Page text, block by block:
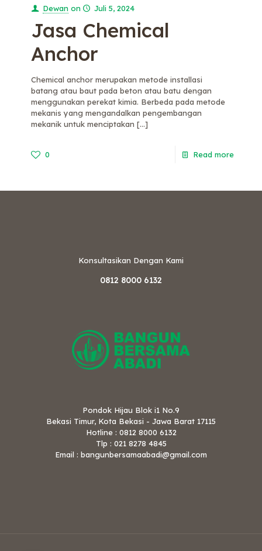
Dewan on Juli 5, 2024
Jasa Chemical
Anchor
Chemical anchor merupakan metode installasi
batang atau baut pada beton atau batu dengan
menggunakan perekat kimia. Berbeda pada metode
mekanis yang mengandalkan pengembangan
mekanik untuk menciptakan […]
0 Read more
Konsultasikan Dengan Kami
0812 8000 6132
Pondok Hijau Blok i1 No.9
Bekasi Timur, Kota Bekasi - Jawa Barat 17115
Hotline : 0812 8000 6132
Tlp : 021 8278 4845
Email : bangunbersamaabadi@gmail.com